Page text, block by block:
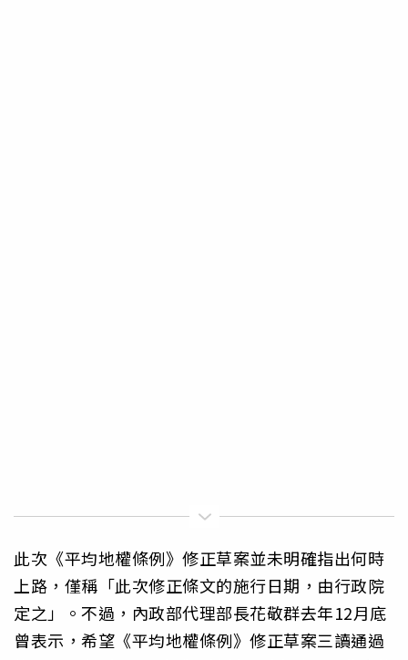
此次《平均地權條例》修正草案並未明確指出何時
上路，僅稱「此次修正條文的施行日期，由行政院
定之」。不過，內政部代理部長花敬群去年12月底
曾表示，希望《平均地權條例》修正草案三讀通過